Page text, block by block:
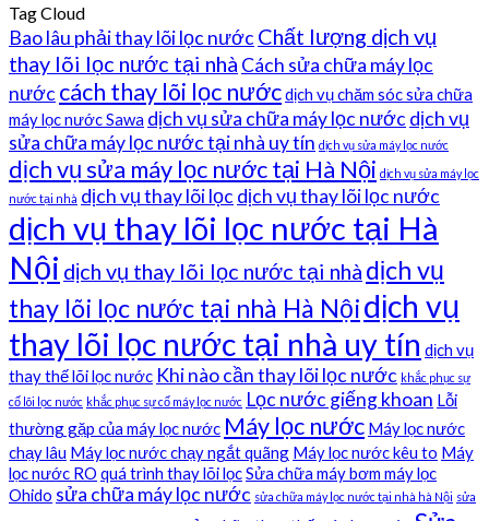
Tag Cloud
Bao lâu phải thay lõi lọc nước Chất lượng dịch vụ
thay lõi lọc nước tại nhà Cách sửa chữa máy lọc
nước cách thay lõi lọc nướcdịch vụ chăm sóc sửa chữa
máy lọc nước Sawa dịch vụ sửa chữa máy lọc nước dịch vụ
sửa chữa máy lọc nước tại nhà uy tín dịch vụ sửa máy lọc nước
dịch vụ sửa máy lọc nước tại Hà Nội dịch vụ sửa máy lọc
nước tại nhà dịch vụ thay lõi lọc dịch vụ thay lõi lọc nước
dịch vụ thay lõi lọc nước tại Hà
Nội dịch vụ thay lõi lọc nước tại nhà dịch vụ
thay lõi lọc nước tại nhà Hà Nộidịch vụ
thay lõi lọc nước tại nhà uy tín dịch vụ
thay thế lõi lọc nước Khi nào cần thay lõi lọc nước khắc phục sự
cố lõi lọc nước khắc phục sự cố máy lọc nước Lọc nước giếng khoan Lỗi
thường gặp của máy lọc nước Máy lọc nước Máy lọc nước
chạy lâu Máy lọc nước chạy ngắt quãng Máy lọc nước kêu to Máy
lọc nước RO quá trình thay lõi lọcSửa chữa máy bơm máy lọc
Ohido sửa chữa máy lọc nước sửa chữa máy lọc nước tại nhà hà Nội sửa